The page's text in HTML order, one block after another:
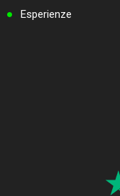
Esperienze